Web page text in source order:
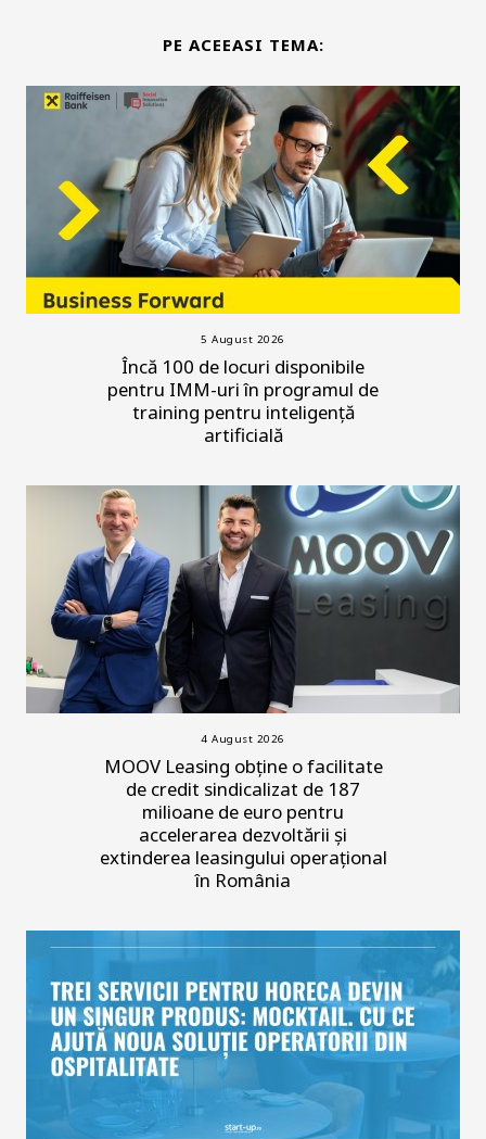
PE ACEEASI TEMA:
5 August 2026
Încă 100 de locuri disponibile
pentru IMM-uri în programul de
training pentru inteligență
artificială
4 August 2026
MOOV Leasing obține o facilitate
de credit sindicalizat de 187
milioane de euro pentru
accelerarea dezvoltării și
extinderea leasingului operațional
în România